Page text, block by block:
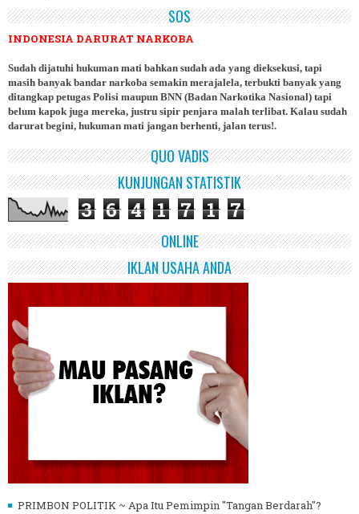
SOS
INDONESIA DARURAT NARKOBA
Sudah dijatuhi hukuman mati bahkan sudah ada yang dieksekusi, tapi
masih banyak bandar narkoba semakin merajalela, terbukti banyak yang
ditangkap petugas Polisi maupun BNN (Badan Narkotika Nasional) tapi
belum kapok juga mereka, justru sipir penjara malah terlibat. Kalau sudah
darurat begini, hukuman mati jangan berhenti, jalan terus!.
QUO VADIS
KUNJUNGAN STATISTIK
3 6 4 1 7 1 7
ONLINE
IKLAN USAHA ANDA
PRIMBON POLITIK ~ Apa Itu Pemimpin "Tangan Berdarah"?